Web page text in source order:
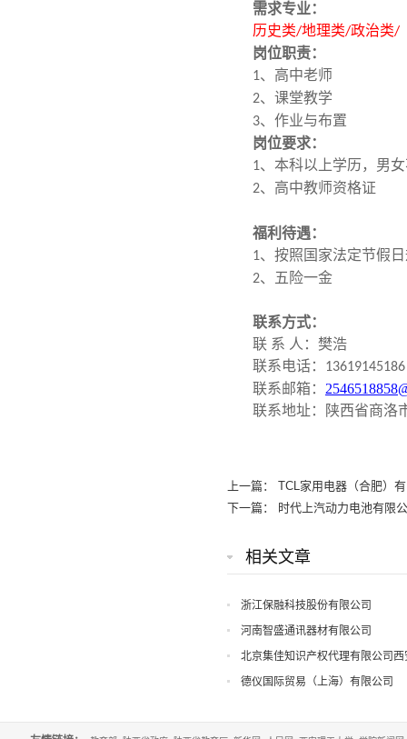
需求专业：
历史类/地理类/政治类/
岗位职责：
1、高中老师
2、课堂教学
3、作业与布置
岗位要求：
1、本科以上学历，男
2、高中教师资格证
福利待遇：
1、按照国家法定节假
2、五险一金
联系方式：
联 系 人：樊浩
联系电话： 13619145186
联系邮箱：
联系地址：陕西省商洛
上一篇： TCL家用电器（合肥）
下一篇： 时代上汽动力电池有限
相关文章
浙江保融科技股份有限公司
河南智盛通讯器材有限公司
北京集佳知识产权代理有限公司西
德仪国际贸易（上海）有限公司